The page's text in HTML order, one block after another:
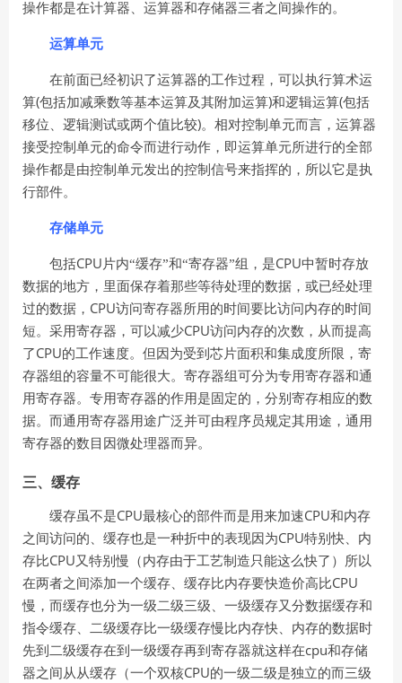
操作都是在计算器、运算器和存储器三者之间操作的。
运算单元
在前面已经初识了运算器的工作过程，可以执行算术运
算(包括加减乘数等基本运算及其附加运算)和逻辑运算(包括
移位、逻辑测试或两个值比较)。相对控制单元而言，运算器
接受控制单元的命令而进行动作，即运算单元所进行的全部
操作都是由控制单元发出的控制信号来指挥的，所以它是执
行部件。
存储单元
包括CPU 片内“缓存”和“寄存器”组，是CPU中暂时存放
数据的地方，里面保存着那些等待处理的数据，或已经处理
过的数据， CPU访问寄存器所用的时间要比访问内存的时间
短。采用寄存器，可以减少CPU访问内存的次数，从而提高
了CPU的工作速度。但因为受到芯片面积和集成度所限，寄
存器组的容量不可能很大。寄存器组可分为专用寄存器和通
用寄存器。专用寄存器的作用是固定的，分别寄存相应的数
据。而通用寄存器用途广泛并可由程序员规定其用途，通用
寄存器的数目因微处理器而异。
三、缓存
缓存虽不是CPU最核心的部件而是用来加速CPU和内存
之间访问的、缓存也是一种折中的表现因为CPU特别快、内
存比CPU又特别慢（内存由于工艺制造只能这么快了）所以
在两者之间添加一个缓存、缓存比内存要快造价高比CPU
慢，而缓存也分为一级二级三级、一级缓存又分数据缓存和
指令缓存、二级缓存比一级缓存慢比内存快、内存的数据时
先到二级缓存在到一级缓存再到寄存器就这样在cpu和存储
器之间从从缓存（一个双核CPU的一级二级是独立的而三级